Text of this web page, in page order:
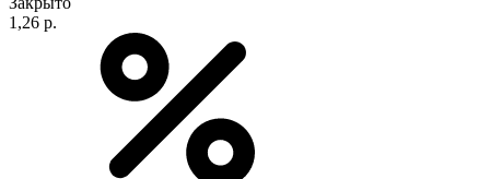
1,26 р.